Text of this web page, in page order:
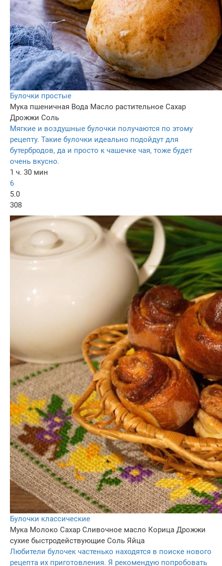
Булочки простые
Мука пшеничная Вода Масло растительное Сахар
Дрожжи Соль
Мягкие и воздушные булочки получаются по этому
рецепту. Такие булочки идеально подойдут для
бутербродов, да и просто к чашечке чая, тоже будет
очень вкусно.
1 ч. 30 мин
6
5.0
308
Булочки классические
Мука Молоко Сахар Сливочное масло Корица Дрожжи
сухие быстродействующие Соль Яйца
Любители булочек частенько находятся в поиске нового
рецепта их приготовления. Я рекомендую попробовать